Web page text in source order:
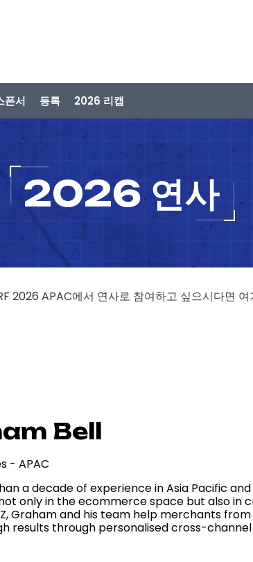
폰서 등록 2026 리캡
2026 연사
2026 APAC에서 연사로 참여하고 싶으시다면
Bell
- APAC
a decade of experience in Asia Pacific
only in the ecommerce space but also in
Graham and his team help merchants
results through personalised cross-